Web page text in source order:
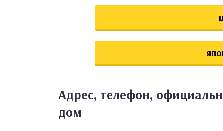
Адрес, телефон,
дом